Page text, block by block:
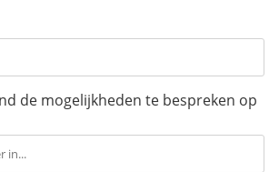
de mogelijkheden te bespreken op